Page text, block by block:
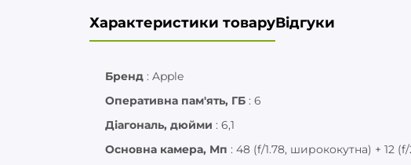
Характеристики товаруВідгуки
Бренд : Apple
Оперативна пам'ять, ГБ : 6
Діагональ, дюйми : 6,1
Основна камера, Мп : 48 (f/1.78, ширококутна) + 12